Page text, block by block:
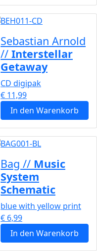
Sebastian Arnold
// Interstellar
Getaway
CD digipak
€ 11,99
In den Warenkorb
Bag // Music
System
Schematic
blue with yellow print
€ 6,99
In den Warenkorb